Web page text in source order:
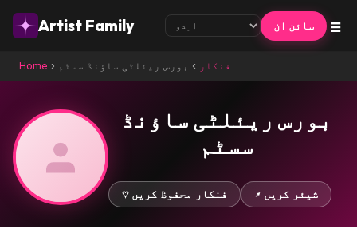
Artist Family سائن ان ☰
Home › فنکار › بورس ریئلٹی ساؤنڈ سسٹم
بورس ریئلٹی ساؤنڈ
سسٹم
♡ فنکار محفوظ کریں ↗ شیئر کریں